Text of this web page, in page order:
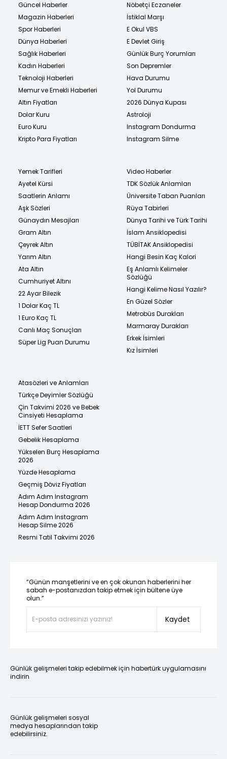
Güncel Haberler
Magazin Haberleri
Spor Haberleri
Dünya Haberleri
Sağlık Haberleri
Kadın Haberleri
Teknoloji Haberleri
Memur ve Emekli Haberleri
Altın Fiyatları
Dolar Kuru
Euro Kuru
Kripto Para Fiyatları
Nöbetçi Eczaneler
İstiklal Marşı
E Okul VBS
E Devlet Giriş
Günlük Burç Yorumları
Son Depremler
Hava Durumu
Yol Durumu
2026 Dünya Kupası
Astroloji
Instagram Dondurma
Instagram Silme
Yemek Tarifleri
Ayetel Kürsi
Saatlerin Anlamı
Aşk Sözleri
Günaydın Mesajları
Gram Altın
Çeyrek Altın
Yarım Altın
Ata Altın
Cumhuriyet Altını
22 Ayar Bilezik
1 Dolar Kaç TL
1 Euro Kaç TL
Canlı Maç Sonuçları
Süper Lig Puan Durumu
Video Haberler
TDK Sözlük Anlamları
Üniversite Taban Puanları
Rüya Tabirleri
Dünya Tarihi ve Türk Tarihi
İslam Ansiklopedisi
TÜBİTAK Ansiklopedisi
Hangi Besin Kaç Kalori
Eş Anlamlı Kelimeler
Sözlüğü
Hangi Kelime Nasıl Yazılır?
En Güzel Sözler
Metrobüs Durakları
Marmaray Durakları
Erkek İsimleri
Kız İsimleri
Atasözleri ve Anlamları
Türkçe Deyimler Sözlüğü
Çin Takvimi 2026 ve Bebek
Cinsiyeti Hesaplama
İETT Sefer Saatleri
Gebelik Hesaplama
Yükselen Burç Hesaplama
2026
Yüzde Hesaplama
Geçmiş Döviz Fiyatları
Adım Adım Instagram
Hesap Dondurma 2026
Adım Adım Instagram
Hesap Silme 2026
Resmi Tatil Takvimi 2026
“Günün manşetlerini ve en çok okunan haberlerini her
sabah e-postanızdan takip etmek için bültene üye
olun.”
Kaydet
Günlük gelişmeleri takip edebilmek için habertürk uygulamasını
indirin
Günlük gelişmeleri sosyal
medya hesaplarından takip
edebilirsiniz.